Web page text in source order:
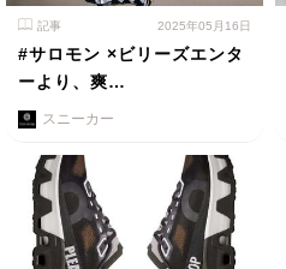
記事 2025年05月16日
#サロモン ×ビリーズエンタ
ーより、爽…
スニーカー